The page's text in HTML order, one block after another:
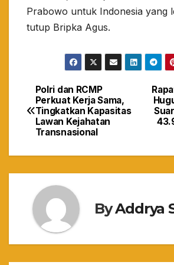
Prabowo untuk Indonesia yang
tutup Bripka Agus.
Navigasi
pos
Polri dan RCMP
Perkuat Kerja Sama,
Tingkatkan Kapasitas
Lawan Kejahatan
Transnasional
ByAddrya